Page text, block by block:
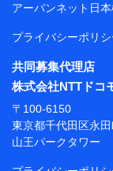
※ 当社および
ソナルデータ
※ パーソナル
管理」の設定
ります。
※ dポイントク
月11日以降、
がないお客さ
前に取得した
アーバンネット日
プライバシーポリシ
共同募集代理店
株式会社NTTドコ
〒100-6150
東京都千代田区永
山王パークタワー